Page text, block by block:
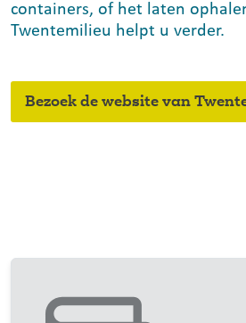
containers, of het laten
Twentemilieu helpt u verder.
Bezoek de website van